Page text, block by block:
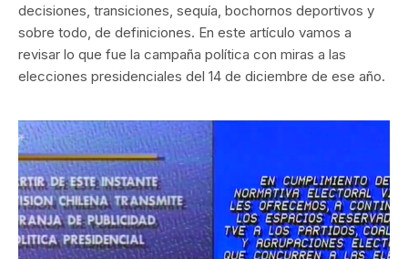
decisiones, transiciones, sequía, bochornos deportivos y
sobre todo, de definiciones. En este artículo vamos a
revisar lo que fue la campaña política con miras a las
elecciones presidenciales del 14 de diciembre de ese año.